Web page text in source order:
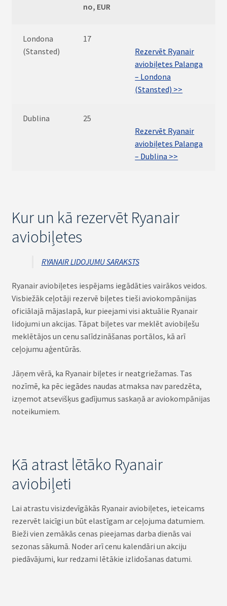
no, EUR
Londona
(Stansted)
17
Rezervēt Ryanair
aviobiļetes Palanga
– Londona
(Stansted) >>
Dublina
25
Rezervēt Ryanair
aviobiļetes Palanga
– Dublina >>
Kur un kā rezervēt Ryanair
aviobiļetes
RYANAIR LIDOJUMU SARAKSTS
Ryanair aviobiļetes iespējams iegādāties vairākos veidos.
Visbiežāk ceļotāji rezervē biļetes tieši aviokompānijas
oficiālajā mājaslapā, kur pieejami visi aktuālie Ryanair
lidojumi un akcijas. Tāpat biļetes var meklēt aviobiļešu
meklētājos un cenu salīdzināšanas portālos, kā arī
ceļojumu aģentūrās.
Jāņem vērā, ka Ryanair biļetes ir neatgriežamas. Tas
nozīmē, ka pēc iegādes naudas atmaksa nav paredzēta,
izņemot atsevišķus gadījumus saskaņā ar aviokompānijas
noteikumiem.
Kā atrast lētāko Ryanair
aviobiļeti
Lai atrastu visizdevīgākās Ryanair aviobiļetes, ieteicams
rezervēt laicīgi un būt elastīgam ar ceļojuma datumiem.
Bieži vien zemākās cenas pieejamas darba dienās vai
sezonas sākumā. Noder arī cenu kalendāri un akciju
piedāvājumi, kur redzami lētākie izlidošanas datumi.